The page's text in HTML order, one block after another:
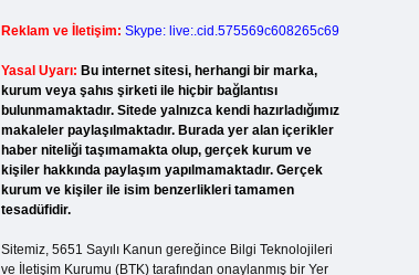
Reklam ve İletişim: Skype: live:.cid.575569c608265c69
Yasal Uyarı: Bu internet sitesi, herhangi bir marka,
kurum veya şahıs şirketi ile hiçbir bağlantısı
bulunmamaktadır. Sitede yalnızca kendi hazırladığımız
makaleler paylaşılmaktadır. Burada yer alan içerikler
haber niteliği taşımamakta olup, gerçek kurum ve
kişiler hakkında paylaşım yapılmamaktadır. Gerçek
kurum ve kişiler ile isim benzerlikleri tamamen
tesadüfidir.
Sitemiz, 5651 Sayılı Kanun gereğince Bilgi Teknolojileri
ve İletişim Kurumu (BTK) tarafından onaylanmış bir Yer